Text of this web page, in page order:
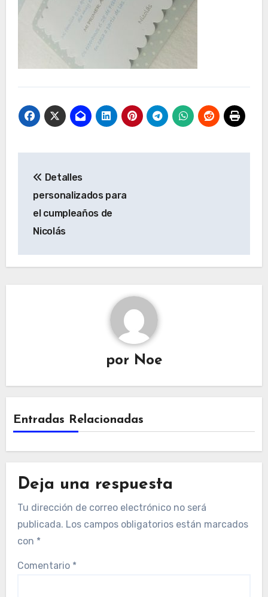
de
entradas
Detalles
personalizados para
el cumpleaños de
Nicolás
por Noe
Entradas Relacionadas
Deja una respuesta
Tu dirección de correo electrónico no será
publicada. Los campos obligatorios están marcados
con *
Comentario *